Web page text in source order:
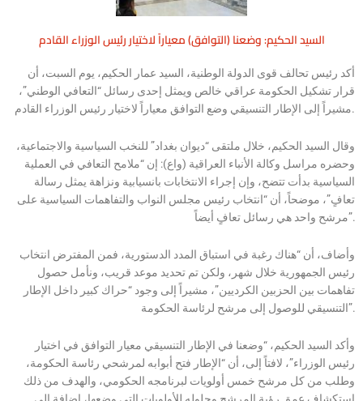
السيد الحكيم: وضعنا (التوافق) معياراً لاختيار رئيس الوزراء القادم
أكد رئيس تحالف قوى الدولة الوطنية، السيد عمار الحكيم، يوم السبت، أن
قرار تشكيل الحكومة عراقي خالص ويمثل إحدى رسائل “التعافي الوطني”،
مشيراً إلى الإطار التنسيقي وضع التوافق معياراً لاختيار رئيس الوزراء القادم.
وقال السيد الحكيم، خلال ملتقى “ديوان بغداد” للنخب السياسية والاجتماعية،
وحضره مراسل وكالة الأنباء العراقية (واع): إن “ملامح التعافي في العملية
السياسية بدأت تتضح، وإن إجراء الانتخابات بانسيابية ونزاهة يمثل رسالة
تعافٍ”، موضحاً، أن “انتخاب رئيس مجلس النواب والتفاهمات السياسية على
مرشح واحد هي رسائل تعافٍ أيضاً”.
وأضاف، أن “هناك رغبة في استباق المدد الدستورية، فمن المفترض انتخاب
رئيس الجمهورية خلال شهر، ولكن تم تحديد موعد قريب، ونأمل حصول
تفاهمات بين الحزبين الكرديين”، مشيراً إلى وجود “حراك كبير داخل الإطار
التنسيقي للوصول إلى مرشح لرئاسة الحكومة”.
وأكد السيد الحكيم، “وضعنا في الإطار التنسيقي معيار التوافق في اختيار
رئيس الوزراء”، لافتاً إلى، أن “الإطار فتح أبوابه لمرشحي رئاسة الحكومة،
وطلب من كل مرشح خمس أولويات لبرنامجه الحكومي، والهدف من ذلك